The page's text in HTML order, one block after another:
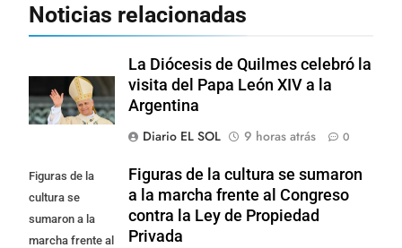
Noticias relacionadas
La Diócesis de Quilmes celebró la
visita del Papa León XIV a la
Argentina
Diario EL SOL
9 horas atrás 0
Figuras de la
cultura se
sumaron a la
marcha frente al
Figuras de la cultura se sumaron
a la marcha frente al Congreso
contra la Ley de Propiedad
Privada